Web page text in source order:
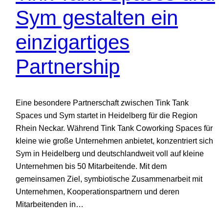
Sym gestalten ein
einzigartiges
Partnership
Eine besondere Partnerschaft zwischen Tink Tank
Spaces und Sym startet in Heidelberg für die Region
Rhein Neckar. Während Tink Tank Coworking Spaces für
kleine wie große Unternehmen anbietet, konzentriert sich
Sym in Heidelberg und deutschlandweit voll auf kleine
Unternehmen bis 50 Mitarbeitende. Mit dem
gemeinsamen Ziel, symbiotische Zusammenarbeit mit
Unternehmen, Kooperationspartnern und deren
Mitarbeitenden in…